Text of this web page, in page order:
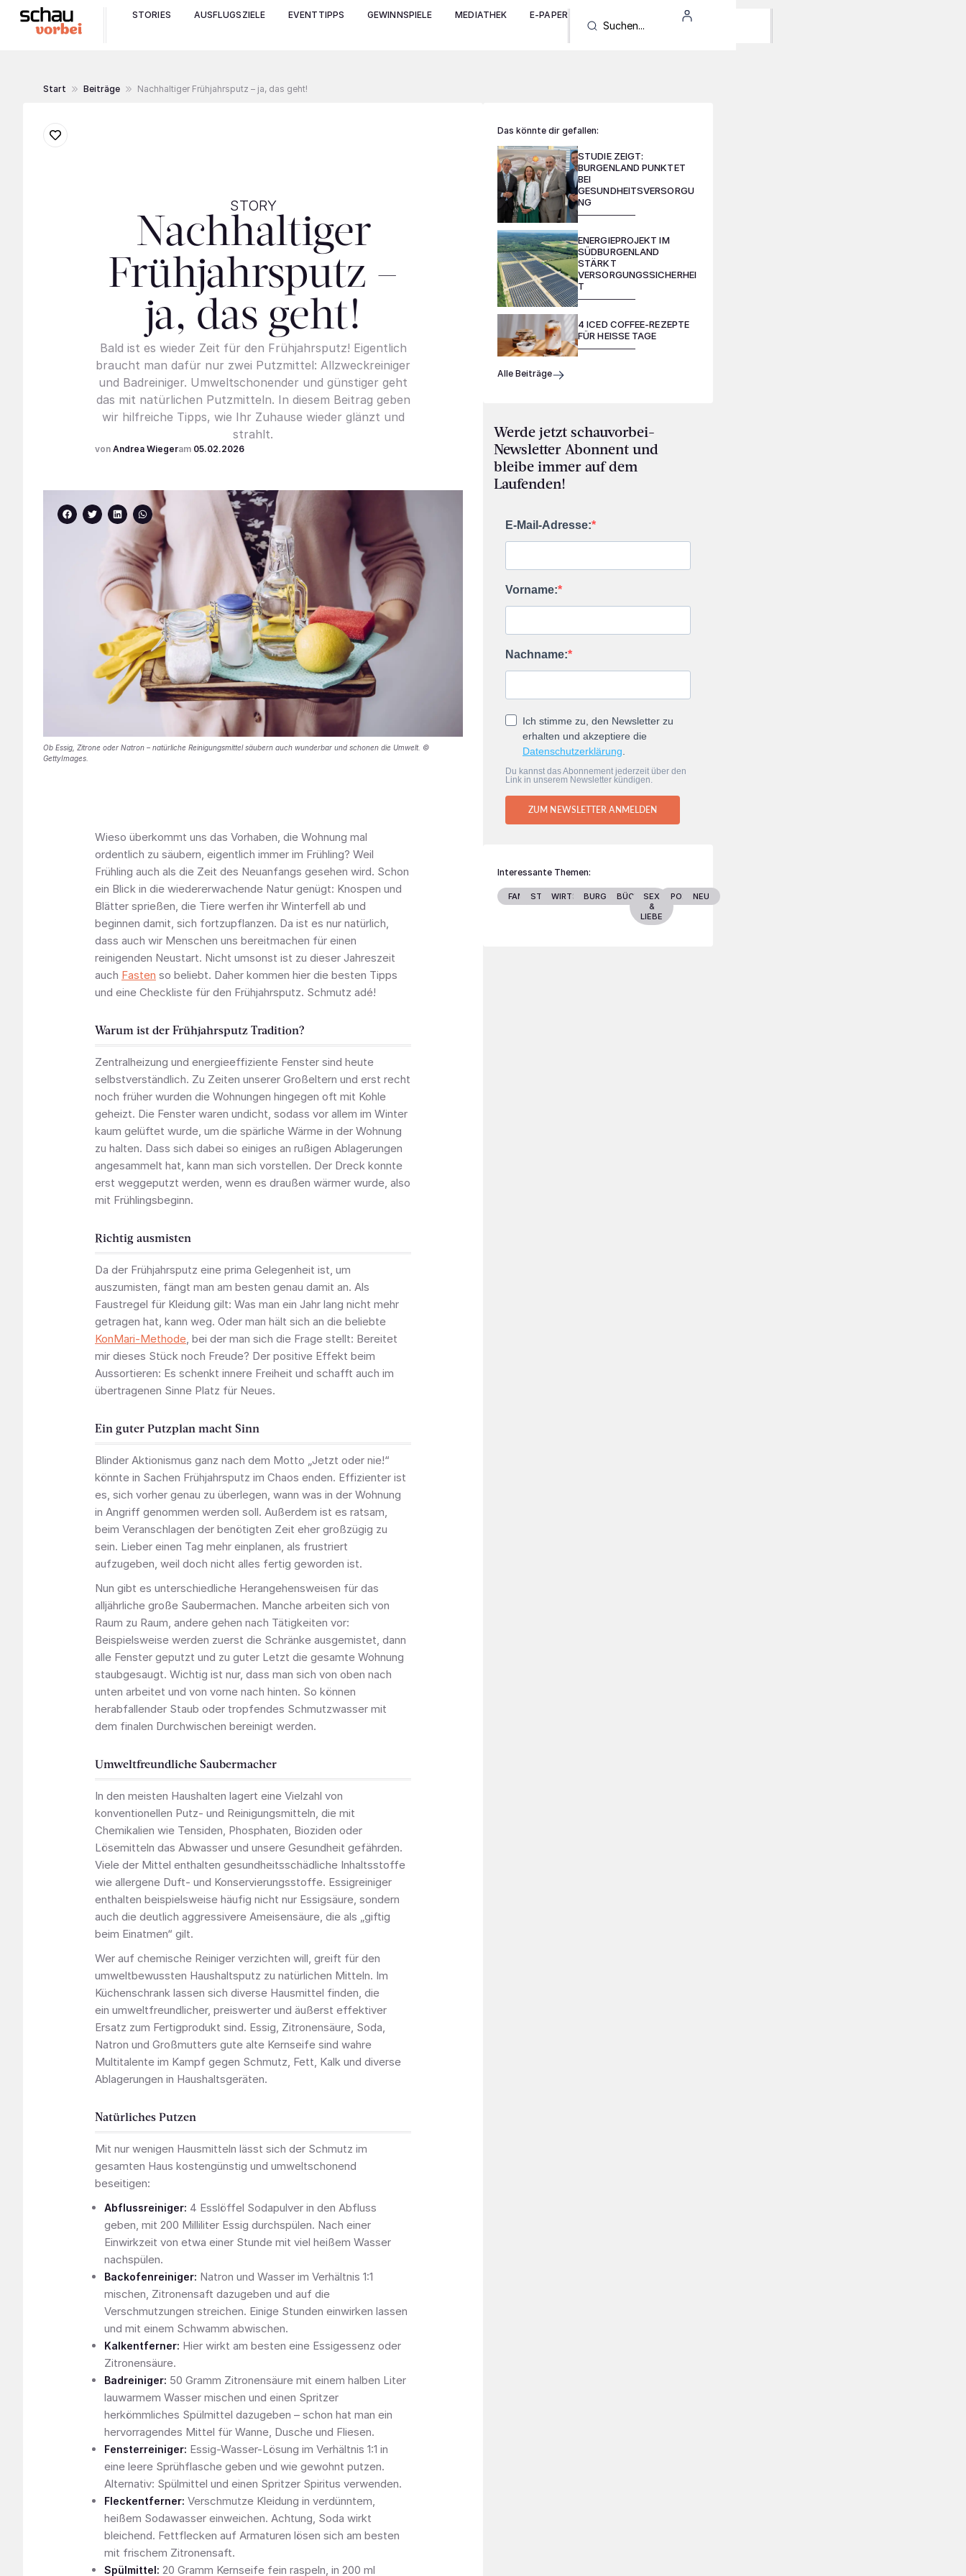
STORIES AUSFLUGSZIELE EVENTTIPPS GEWINNSPIELE MEDIATHEK E-PAPER
Start Beiträge Nachhaltiger Frühjahrsputz – ja, das geht!
STORY
Nachhaltiger
Frühjahrsputz –
ja, das geht!
Bald ist es wieder Zeit für den Frühjahrsputz! Eigentlich
braucht man dafür nur zwei Putzmittel: Allzweckreiniger
und Badreiniger. Umweltschonender und günstiger geht
das mit natürlichen Putzmitteln. In diesem Beitrag geben
wir hilfreiche Tipps, wie Ihr Zuhause wieder glänzt und
strahlt.
Andrea Wieger 05.02.2026
Ob Essig, Zitrone oder Natron – natürliche Reinigungsmittel säubern auch wunderbar und schonen die Umwelt. ©
GettyImages.
Wieso überkommt uns das Vorhaben, die Wohnung mal
ordentlich zu säubern, eigentlich immer im Frühling? Weil
Frühling auch als die Zeit des Neuanfangs gesehen wird. Schon
ein Blick in die wiedererwachende Natur genügt: Knospen und
Blätter sprießen, die Tiere werfen ihr Winterfell ab und
beginnen damit, sich fortzupflanzen. Da ist es nur natürlich,
dass auch wir Menschen uns bereitmachen für einen
reinigenden Neustart. Nicht umsonst ist zu dieser Jahreszeit
auch Fasten so beliebt. Daher kommen hier die besten Tipps
und eine Checkliste für den Frühjahrsputz. Schmutz adé!
Warum ist der Frühjahrsputz Tradition?
Zentralheizung und energieeffiziente Fenster sind heute
selbstverständlich. Zu Zeiten unserer Großeltern und erst recht
noch früher wurden die Wohnungen hingegen oft mit Kohle
geheizt. Die Fenster waren undicht, sodass vor allem im Winter
kaum gelüftet wurde, um die spärliche Wärme in der Wohnung
zu halten. Dass sich dabei so einiges an rußigen Ablagerungen
angesammelt hat, kann man sich vorstellen. Der Dreck konnte
erst weggeputzt werden, wenn es draußen wärmer wurde, also
mit Frühlingsbeginn.
Richtig ausmisten
Da der Frühjahrsputz eine prima Gelegenheit ist, um
auszumisten, fängt man am besten genau damit an. Als
Faustregel für Kleidung gilt: Was man ein Jahr lang nicht mehr
getragen hat, kann weg. Oder man hält sich an die beliebte
KonMari-Methode, bei der man sich die Frage stellt: Bereitet
mir dieses Stück noch Freude? Der positive Effekt beim
Aussortieren: Es schenkt innere Freiheit und schafft auch im
übertragenen Sinne Platz für Neues.
Ein guter Putzplan macht Sinn
Blinder Aktionismus ganz nach dem Motto „Jetzt oder nie!“
könnte in Sachen Frühjahrsputz im Chaos enden. Effizienter ist
es, sich vorher genau zu überlegen, wann was in der Wohnung
in Angriff genommen werden soll. Außerdem ist es ratsam,
beim Veranschlagen der benötigten Zeit eher großzügig zu
sein. Lieber einen Tag mehr einplanen, als frustriert
aufzugeben, weil doch nicht alles fertig geworden ist.
Nun gibt es unterschiedliche Herangehensweisen für das
alljährliche große Saubermachen. Manche arbeiten sich von
Raum zu Raum, andere gehen nach Tätigkeiten vor:
Beispielsweise werden zuerst die Schränke ausgemistet, dann
alle Fenster geputzt und zu guter Letzt die gesamte Wohnung
staubgesaugt. Wichtig ist nur, dass man sich von oben nach
unten arbeitet und von vorne nach hinten. So können
herabfallender Staub oder tropfendes Schmutzwasser mit
dem finalen Durchwischen bereinigt werden.
Umweltfreundliche Saubermacher
In den meisten Haushalten lagert eine Vielzahl von
konventionellen Putz- und Reinigungsmitteln, die mit
Chemikalien wie Tensiden, Phosphaten, Bioziden oder
Lösemitteln das Abwasser und unsere Gesundheit gefährden.
Viele der Mittel enthalten gesundheitsschädliche Inhaltsstoffe
wie allergene Duft- und Konservierungsstoffe. Essigreiniger
enthalten beispielsweise häufig nicht nur Essigsäure, sondern
auch die deutlich aggressivere Ameisensäure, die als „giftig
beim Einatmen“ gilt.
Wer auf chemische Reiniger verzichten will, greift für den
umweltbewussten Haushaltsputz zu natürlichen Mitteln. Im
Küchenschrank lassen sich diverse Hausmittel finden, die
ein umweltfreundlicher, preiswerter und äußerst effektiver
Ersatz zum Fertigprodukt sind. Essig, Zitronensäure, Soda,
Natron und Großmutters gute alte Kernseife sind wahre
Multitalente im Kampf gegen Schmutz, Fett, Kalk und diverse
Ablagerungen in Haushaltsgeräten.
Natürliches Putzen
Mit nur wenigen Hausmitteln lässt sich der Schmutz im
gesamten Haus kostengünstig und umweltschonend
beseitigen:
Abflussreiniger: 4 Esslöffel Sodapulver in den Abfluss
geben, mit 200 Milliliter Essig durchspülen. Nach einer
Einwirkzeit von etwa einer Stunde mit viel heißem Wasser
nachspülen.
Backofenreiniger: Natron und Wasser im Verhältnis 1:1
mischen, Zitronensaft dazugeben und auf die
Verschmutzungen streichen. Einige Stunden einwirken lassen
und mit einem Schwamm abwischen.
Kalkentferner: Hier wirkt am besten eine Essigessenz oder
Zitronensäure.
Badreiniger: 50 Gramm Zitronensäure mit einem halben Liter
lauwarmem Wasser mischen und einen Spritzer
herkömmliches Spülmittel dazugeben – schon hat man ein
hervorragendes Mittel für Wanne, Dusche und Fliesen.
Fensterreiniger: Essig-Wasser-Lösung im Verhältnis 1:1 in
eine leere Sprühflasche geben und wie gewohnt putzen.
Alternativ: Spülmittel und einen Spritzer Spiritus verwenden.
Fleckentferner: Verschmutze Kleidung in verdünntem,
heißem Sodawasser einweichen. Achtung, Soda wirkt
bleichend. Fettflecken auf Armaturen lösen sich am besten
mit frischem Zitronensaft.
Spülmittel: 20 Gramm Kernseife fein raspeln, in 200 ml
Das könnte dir gefallen:
STUDIE ZEIGT:
BURGENLAND PUNKTET
BEI
GESUNDHEITSVERSORGU
NG
ENERGIEPROJEKT IM
SÜDBURGENLAND
STÄRKT
VERSORGUNGSSICHERHEI
T
4 ICED COFFEE-REZEPTE
FÜR HEISSE TAGE
Alle Beiträge
Werde jetzt schauvorbei-
Newsletter Abonnent und
bleibe immer auf dem
Laufenden!
E-Mail-Adresse:
Vorname:
Nachname:
Ich stimme zu, den Newsletter zu
erhalten und akzeptiere die
Datenschutzerklärung
Du kannst das Abonnement jederzeit über den
Link in unserem Newsletter kündigen.
ZUM NEWSLETTER ANMELDEN
Interessante Themen:
FAMILIESTARSWIRTSCHAFTBURGENLANDBÜCHERSEX
&
LIEBE
POLITIKNEU